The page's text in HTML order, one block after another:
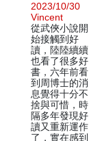
2023/10/30
Vincent
從武俠小說開
始接觸到好
讀，陸陸續續
也看了很多好
書，六年前看
到周博士的消
息覺得十分不
捨與可惜，時
隔多年發現好
讀又重新運作
了，實在感到